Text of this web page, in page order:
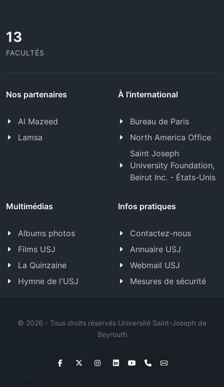
13
FACULTÉS
Nos partenaires
Al Mazeed
Lamsa
À l'international
Bureau de Paris
North America Office
Saint Joseph
University Foundation,
Beirut Inc. - États-Unis
Multimédias
Albums photos
Films USJ
La Quinzaine
Hymne de l'USJ
Infos pratiques
Contactez-nous
Annuaire USJ
Webmail USJ
Mesures de sécurité
© 2026 - Tous droits réservés Université Saint-Joseph de
Beyrouth